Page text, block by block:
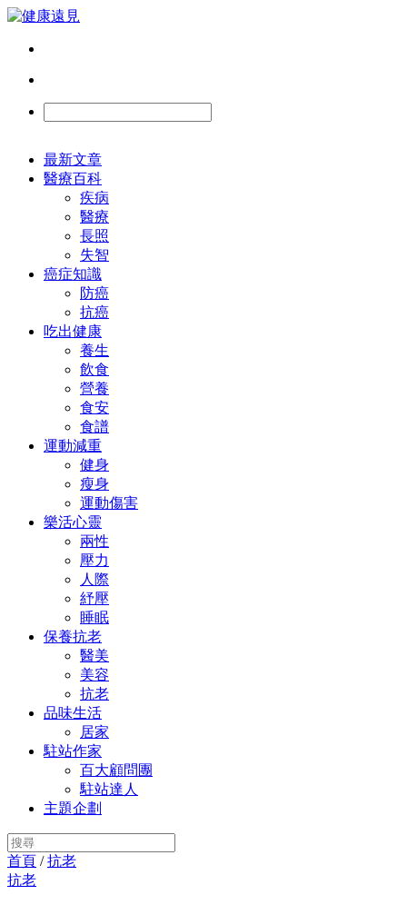
最新文章
醫療百科
疾病
醫療
長照
失智
癌症知識
防癌
抗癌
吃出健康
養生
飲食
營養
食安
食譜
運動減重
健身
瘦身
運動傷害
樂活心靈
兩性
壓力
人際
紓壓
睡眠
保養抗老
醫美
美容
抗老
品味生活
居家
駐站作家
百大顧問團
駐站達人
主題企劃
首頁 /抗老
抗老